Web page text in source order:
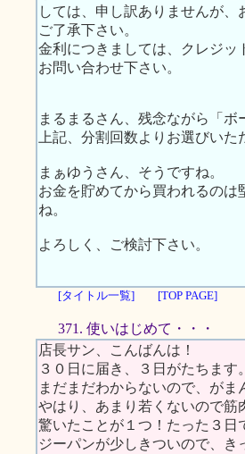
しては、申し訳ありませんが、
ご了承下さい。
金利につきましては、クレジッ
お問い合わせ下さい。
まるまるさん、残念ながら「
上記、分割回数よりお選びいた
まぁゆうさん、そうですね。
お金を貯めてから買われるの
ね。
よろしく、ご検討下さい。
[タイトル一覧]
[TOP PAGE]
371. 使いはじめて・・・
店長サン、こんばんは！
３０日に届き、３日がたちます。
まだまだわからないので、が
やはり、あまり若くないので筋
驚いたことが１つ！たった３日
ジーパンが少しきついので、